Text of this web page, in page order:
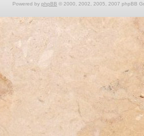
Powered by phpBB © 2000, 2002, 2005, 2007 phpBB